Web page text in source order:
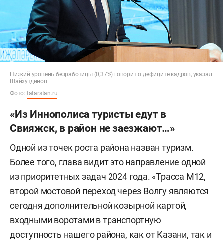
Низкий уровень безработицы (0,37%) говорит о дефиците кадров, указал
Шайхутдинов
Фото: tatarstan.ru
«Из Иннополиса туристы едут в
Свияжск, в район не заезжают…»
Одной из точек роста района назван туризм.
Более того, глава видит это направление одной
из приоритетных задач 2024 года. «Трасса М12,
второй мостовой переход через Волгу являются
сегодня дополнительной козырной картой,
входными воротами в транспортную
доступность нашего района, как от Казани, так и